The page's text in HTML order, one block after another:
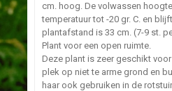
cm. hoog. De volwassen
temperatuur tot -20 gr. C. en
plantafstand is 33 cm. (7-9 st.
Plant voor een open ruimte.
Deze plant is zeer geschikt
plek op niet te arme grond en
haar ook gebruiken in de